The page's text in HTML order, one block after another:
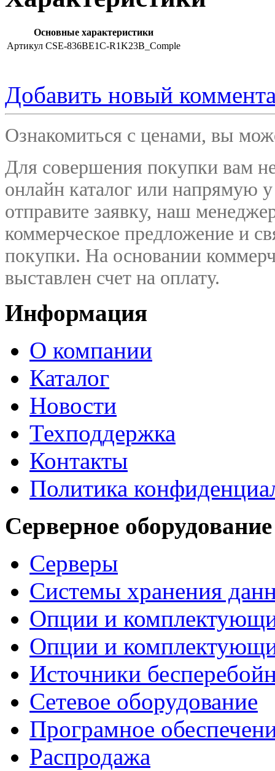
Основные характеристики
Артикул CSE-836BE1C-R1K23B_Comple
Добавить новый
Ознакомиться с ценами, вы
Для совершения покупки вам
онлайн каталог или напрямую
отправите заявку, наш
коммерческое предложение и
покупки. На основании
выставлен счет на оплату.
Информация
О компании
Каталог
Новости
Техподдержка
Контакты
Политика
Серверное оборудование
Серверы
Системы хранения
Опции и
Опции и
Источники
Сетевое оборудование
Програмное
Распродажа